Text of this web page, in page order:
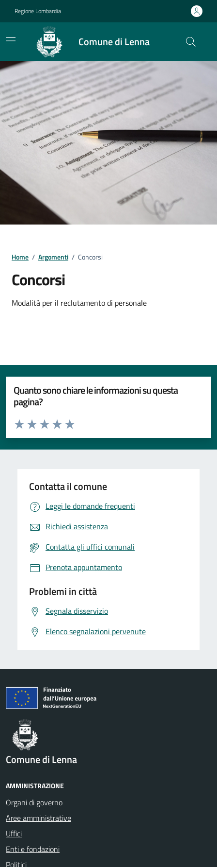
Regione Lombardia
Comune di Lenna
Home / Argomenti / Concorsi
Concorsi
Dettagli della notizia
Modalità per il reclutamento di personale
Quanto sono chiare le informazioni su questa
pagina?
Valuta da 1 a 5 stelle la pagina
Valuta 5 stelle su 5
Valuta 4 stelle su 5
Valuta 3 stelle su 5
Valuta 2 stelle su 5
Valuta 1 stelle su 5
Contatta il comune
Leggi le domande frequenti
Richiedi assistenza
Contatta gli uffici comunali
Prenota appuntamento
Problemi in città
Segnala disservizio
Elenco segnalazioni pervenute
Comune di Lenna
AMMINISTRAZIONE
Organi di governo
Aree amministrative
Uffici
Enti e fondazioni
Politici